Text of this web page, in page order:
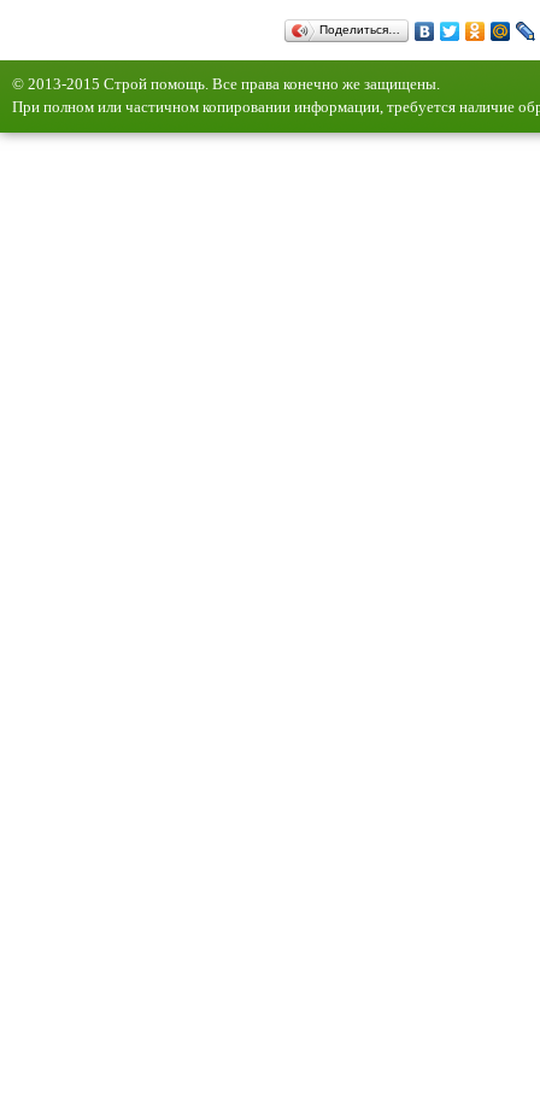
Поделиться…
© 2013-2015 Строй помощь. Все права конечно же защищены.
При полном или частичном копировании информации, требуется наличие